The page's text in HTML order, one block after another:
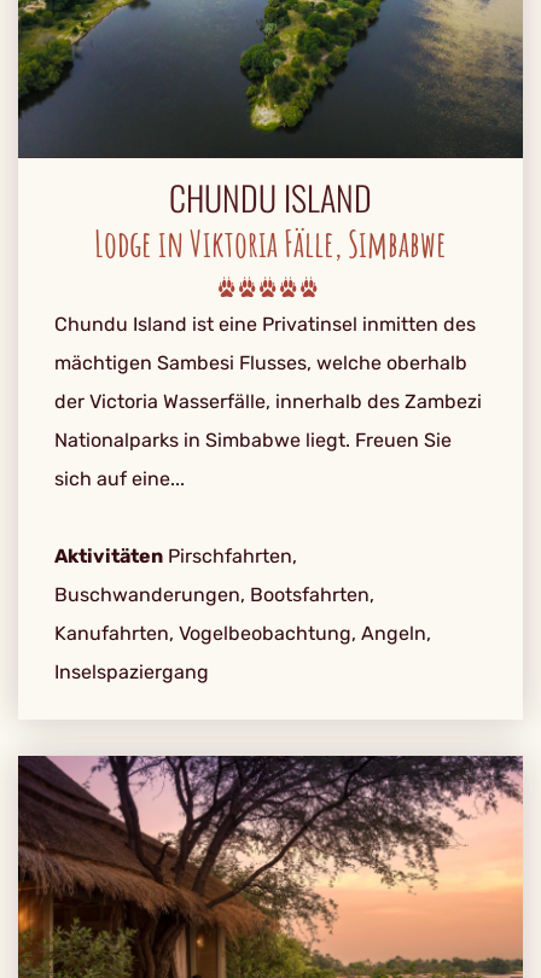
CHUNDU ISLAND
Lodge in Viktoria Fälle, Simbabwe
Chundu Island ist eine Privatinsel inmitten des
mächtigen Sambesi Flusses, welche oberhalb
der Victoria Wasserfälle, innerhalb des Zambezi
Nationalparks in Simbabwe liegt. Freuen Sie
sich auf eine...
Aktivitäten Pirschfahrten,
Buschwanderungen, Bootsfahrten,
Kanufahrten, Vogelbeobachtung, Angeln,
Inselspaziergang